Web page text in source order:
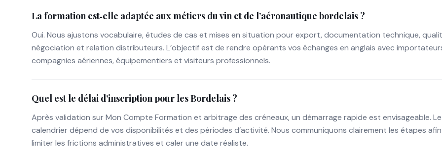
La formation est‑elle adaptée aux métiers du vin et de l’aéronautique bordelais ?
Oui. Nous ajustons vocabulaire, études de cas et mises en situation pour export, documentation technique,
négociation et relation distributeurs. L’objectif est de rendre opérants vos échanges en anglais avec
compagnies aériennes, équipementiers et visiteurs professionnels.
Quel est le délai d’inscription pour les Bordelais ?
Après validation sur Mon Compte Formation et arbitrage des créneaux, un démarrage rapide est envisageable. Le
calendrier dépend de vos disponibilités et des périodes d’activité. Nous communiquons clairement les étapes
limiter les frictions administratives et caler une date réaliste.